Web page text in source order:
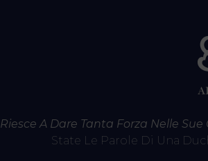
Riesce A Dare Tanta Forza Nelle
State Le Parole Di Una